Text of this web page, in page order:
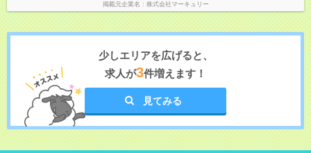
掲載元企業名 株式会社マーキュリー
少しエリアを広げると、
求人が3件増えます！
見てみる